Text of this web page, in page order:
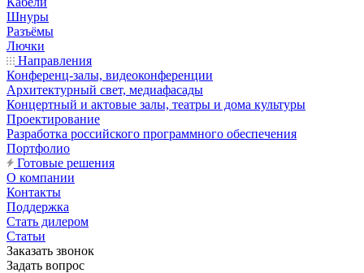
Шнуры
Разъёмы
Лючки
Направления
Конференц-залы, видеоконференции
Архитектурный свет, медиафасады
Концертный и актовые залы, театры и дома культуры
Проектирование
Разработка российского программного обеспечения
Портфолио
Готовые решения
О компании
Контакты
Поддержка
Стать дилером
Статьи
Заказать звонок
Задать вопрос